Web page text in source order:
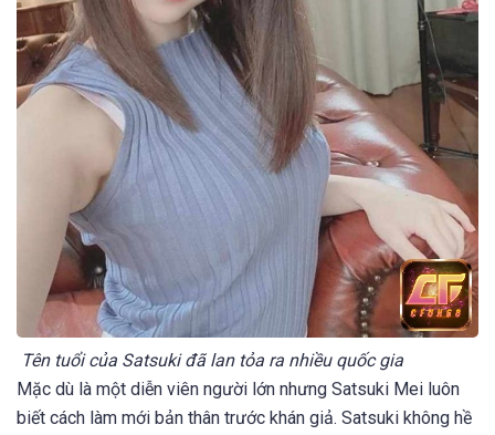
Tên tuổi của Satsuki đã lan tỏa ra nhiều quốc gia
Mặc dù là một diễn viên người lớn nhưng Satsuki Mei luôn
biết cách làm mới bản thân trước khán giả. Satsuki không hề